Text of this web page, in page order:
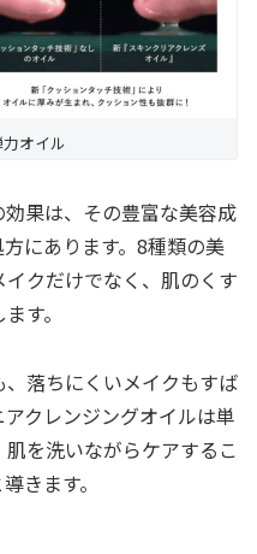
オイル
果は、その豊富な美容成
にあります。8種類の美
クだけでなく、肌のくす
す。
落ちにくいメイクもすば
クレンジングオイルは単
を洗いながらケアするこ
きます。